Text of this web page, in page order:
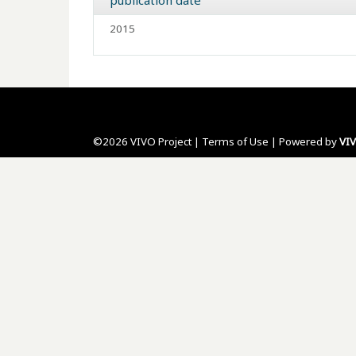
2015
©2026 VIVO Project | Terms of Use | Powered by